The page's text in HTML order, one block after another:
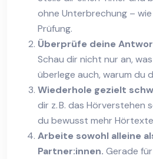
ohne Unterbrechung –
Prüfung.
Überprüfe deine
Schau dir nicht nur an,
überlege auch, warum du
Wiederhole gezielt
dir z. B. das Hörverstehen
du bewusst mehr
Arbeite sowohl alleine
Partner:innen. Gerade